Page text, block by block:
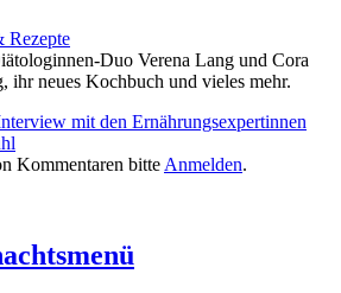
Rezepte
Duo Verena Lang und Cora
ihr neues Kochbuch und vieles mehr.
mit den Ernährungsexpertinnen
Kommentaren bitte Anmelden.